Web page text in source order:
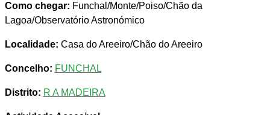
Como chegar: Funchal/Monte/Poiso/Chão da
Lagoa/Observatório Astronómico
Localidade: Casa do Areeiro/Chão do Areeiro
Concelho: FUNCHAL
Distrito: R A MADEIRA